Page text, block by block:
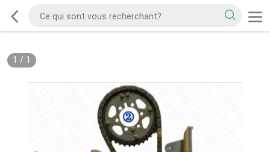
1 / 1